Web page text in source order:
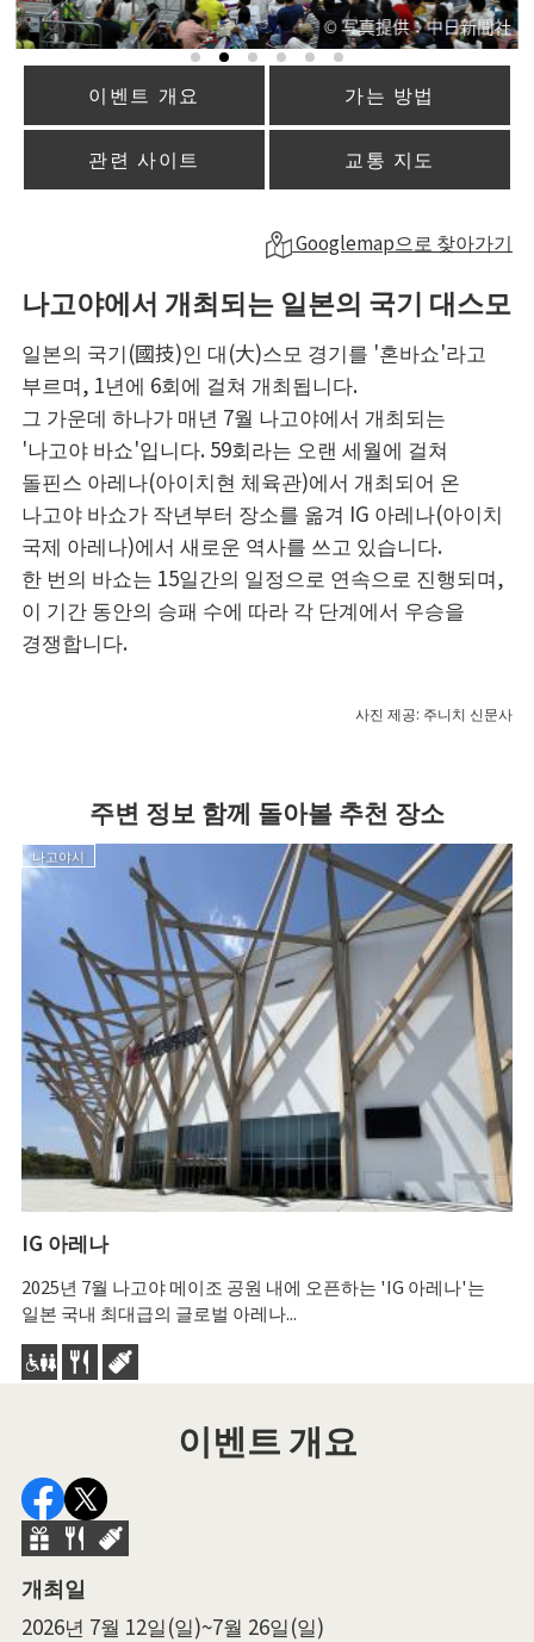
이벤트 개요 가는 방법
관련 사이트 교통 지도
Googlemap으로 찾아가기
나고야에서 개최되는 일본의 국기 대스모
일본의 국기(國技)인 대(大)스모 경기를 '혼바쇼'라고
부르며, 1년에 6회에 걸쳐 개최됩니다.
그 가운데 하나가 매년 7월 나고야에서 개최되는
'나고야 바쇼'입니다. 59회라는 오랜 세월에 걸쳐
돌핀스 아레나(아이치현 체육관)에서 개최되어 온
나고야 바쇼가 작년부터 장소를 옮겨 IG 아레나(아이치
국제 아레나)에서 새로운 역사를 쓰고 있습니다.
한 번의 바쇼는 15일간의 일정으로 연속으로 진행되며,
이 기간 동안의 승패 수에 따라 각 단계에서 우승을
경쟁합니다.
사진 제공: 주니치 신문사
주변 정보 함께 돌아볼 추천 장소
나고야시
IG 아레나
2025년 7월 나고야 메이조 공원 내에 오픈하는 'IG 아레나'는
일본 국내 최대급의 글로벌 아레나...
이벤트 개요
개최일
2026년 7월 12일(일)~7월 26일(일)